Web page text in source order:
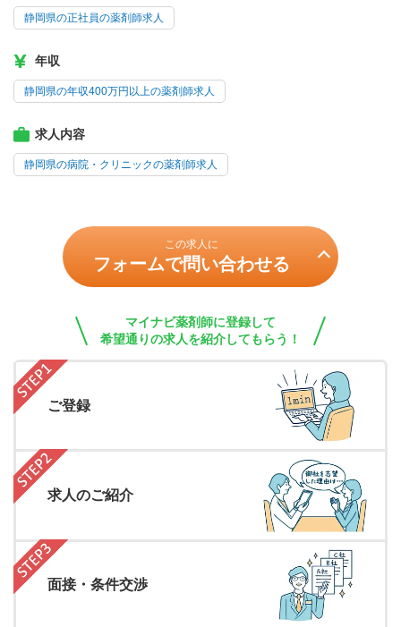
静岡県の正社員の薬剤師求人
年収
静岡県の年収400万円以上の薬剤師求人
求人内容
静岡県の病院・クリニックの薬剤師求人
この求人に
フォームで問い合わせる
マイナビ薬剤師に登録して
希望通りの求人を紹介してもらう！
ご登録
求人のご紹介
面接・条件交渉